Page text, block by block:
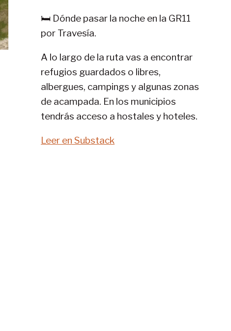
11-
🛏️ Dónde pasar la noche en la GR11
por Travesía.
A lo largo de la ruta vas a encontrar
refugios guardados o libres,
albergues, campings y algunas zonas
de acampada. En los municipios
tendrás acceso a hostales y hoteles.
Leer en Substack